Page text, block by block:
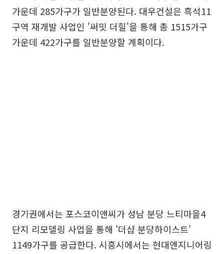
가운데 285가구가 일반분양된다. 대우건설은 흑석11
구역 재개발 사업인 '써밋 더힐'을 통해 총 1515가구
가운데 422가구를 일반분양할 계획이다.
경기권에서는 포스코이앤씨가 성남 분당 느티마을4
단지 리모델링 사업을 통해 '더샵 분당하이스트'
1149가구를 공급한다. 시흥시에서는 현대엔지니어링